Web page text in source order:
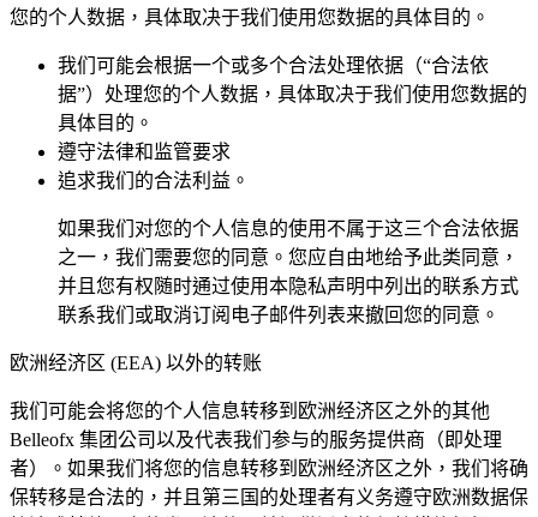
您的个人数据，具体取决于我们使用您数据的具体目的。
我们可能会根据一个或多个合法处理依据（“合法依
据”）处理您的个人数据，具体取决于我们使用您数据的
具体目的。
遵守法律和监管要求
追求我们的合法利益。
如果我们对您的个人信息的使用不属于这三个合法依据
之一，我们需要您的同意。您应自由地给予此类同意，
并且您有权随时通过使用本隐私声明中列出的联系方式
联系我们或取消订阅电子邮件列表来撤回您的同意。
欧洲经济区 (EEA) 以外的转账
我们可能会将您的个人信息转移到欧洲经济区之外的其他
Belleofx 集团公司以及代表我们参与的服务提供商（即处理
者）。如果我们将您的信息转移到欧洲经济区之外，我们将确
保转移是合法的，并且第三国的处理者有义务遵守欧洲数据保